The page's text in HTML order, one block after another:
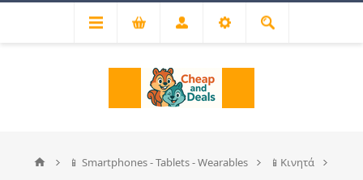
📱 Smartphones - Tablets - Wearables
📱Κινητά